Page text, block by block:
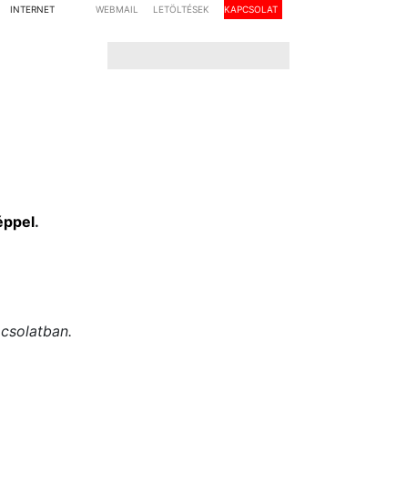
INTERNET
WEBMAIL LETÖLTÉSEK KAPCSOLAT
.